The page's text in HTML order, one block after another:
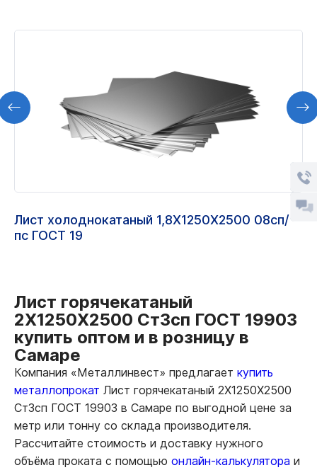
Лист холоднокатаный 1,8Х1250Х2500 08сп/
пс ГОСТ 19
Лист горячекатаный
2Х1250Х2500 Ст3сп ГОСТ 19903
купить оптом и в розницу в
Самаре
Компания «Металлинвест» предлагает купить
металлопрокат Лист горячекатаный 2Х1250Х2500
Ст3сп ГОСТ 19903 в Самаре по выгодной цене за
метр или тонну со склада производителя.
Рассчитайте стоимость и доставку нужного
объёма проката с помощью онлайн-калькулятора и